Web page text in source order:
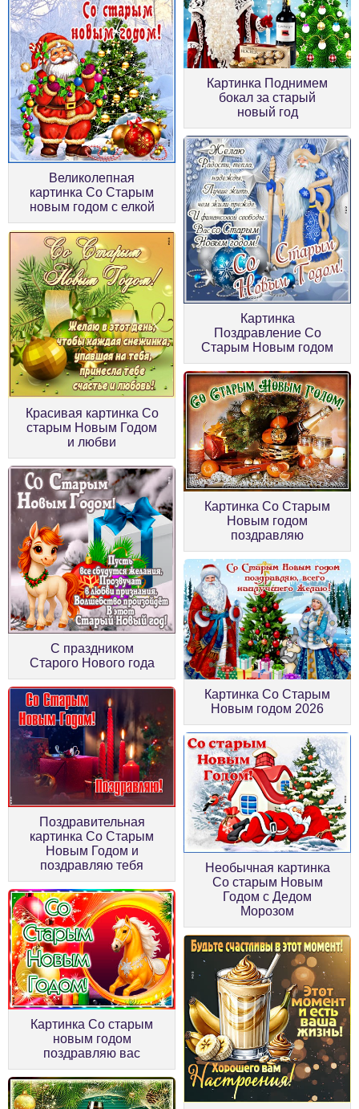
Великолепная
картинка Со Старым
новым годом с елкой
Картинка Поднимем
бокал за старый
новый год
Красивая картинка Со
старым Новым Годом
и любви
Картинка
Поздравление Со
Старым Новым годом
С праздником
Старого Нового года
Картинка Со Старым
Новым годом
поздравляю
Поздравительная
картинка Со Старым
Новым Годом и
поздравляю тебя
Картинка Со Старым
Новым годом 2026
Картинка Со старым
новым годом
поздравляю вас
Необычная картинка
Со старым Новым
Годом с Дедом
Морозом